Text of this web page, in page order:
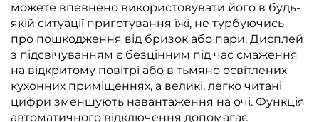
можете впевнено використовувати його в будь-
якій ситуації приготування їжі, не турбуючись
про пошкодження від бризок або пари. Дисплей
з підсвічуванням є безцінним під час смаження
на відкритому повітрі або в тьмяно освітлених
кухонних приміщеннях, а великі, легко читані
цифри зменшують навантаження на очі. Функція
автоматичного відключення допомагає